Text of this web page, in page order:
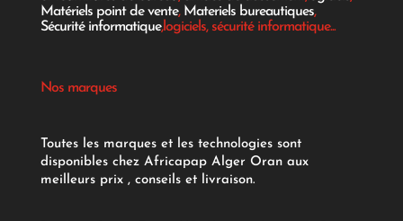
Matériels point de vente, Materiels bureautiques,
Sécurité informatique,logiciels, sécurité informatique...
Nos marques
Toutes les marques et les technologies sont
disponibles chez Africapap Alger Oran aux
meilleurs prix , conseils et livraison.